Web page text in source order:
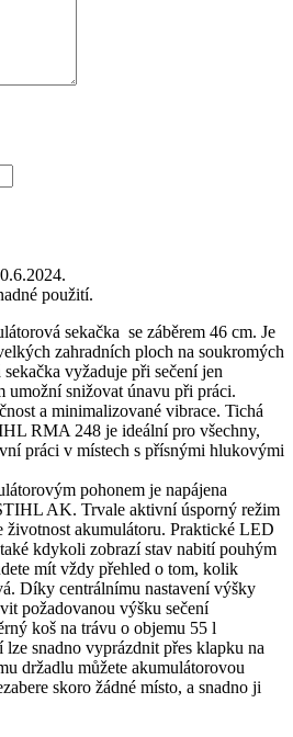
použití.
sekačka se záběrem 46 cm. Je
zahradních ploch na soukromých
vyžaduje při sečení jen
umožní snižovat únavu při práci.
a minimalizované vibrace. Tichá
RMA 248 je ideální pro všechny,
práci v místech s přísnými hlukovými
pohonem je napájena
AK. Trvale aktivní úsporný režim
životnost akumulátoru. Praktické LED
kdykoli zobrazí stav nabití pouhým
mít vždy přehled o tom, kolik
Díky centrálnímu nastavení výšky
požadovanou výšku sečení
koš na trávu o objemu 55 l
lze snadno vyprázdnit přes klapku na
držadlu můžete akumulátorovou
skoro žádné místo, a snadno ji